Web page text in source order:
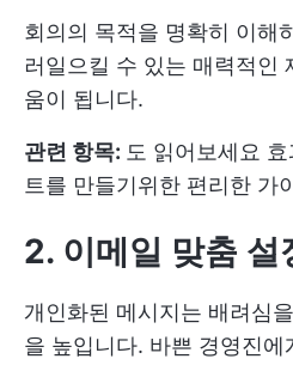
회의의 목적을 명확히 이해
러일으킬 수 있는 매력적인
움이 됩니다.
관련 항목: 도 읽어보세요
트를 만들기위한 편리한 가
2. 이메일 맞춤 설
개인화된 메시지는 배려심
을 높입니다. 바쁜 경영진